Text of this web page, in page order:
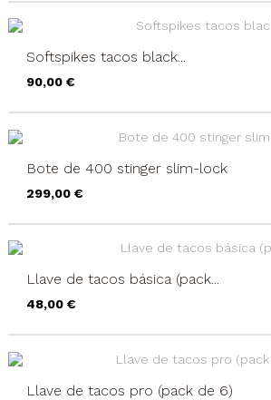
Softspikes tacos black...
Precio
90,00 €
Bote de 400 stinger slim-lock
Precio
299,00 €
Llave de tacos básica (pack...
Precio
48,00 €
Llave de tacos pro (pack de 6)